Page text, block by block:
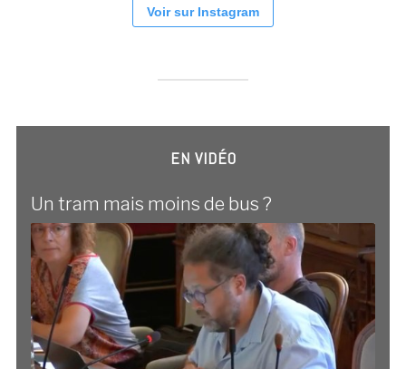
Voir sur Instagram
EN VIDÉO
Un tram mais moins de bus ?